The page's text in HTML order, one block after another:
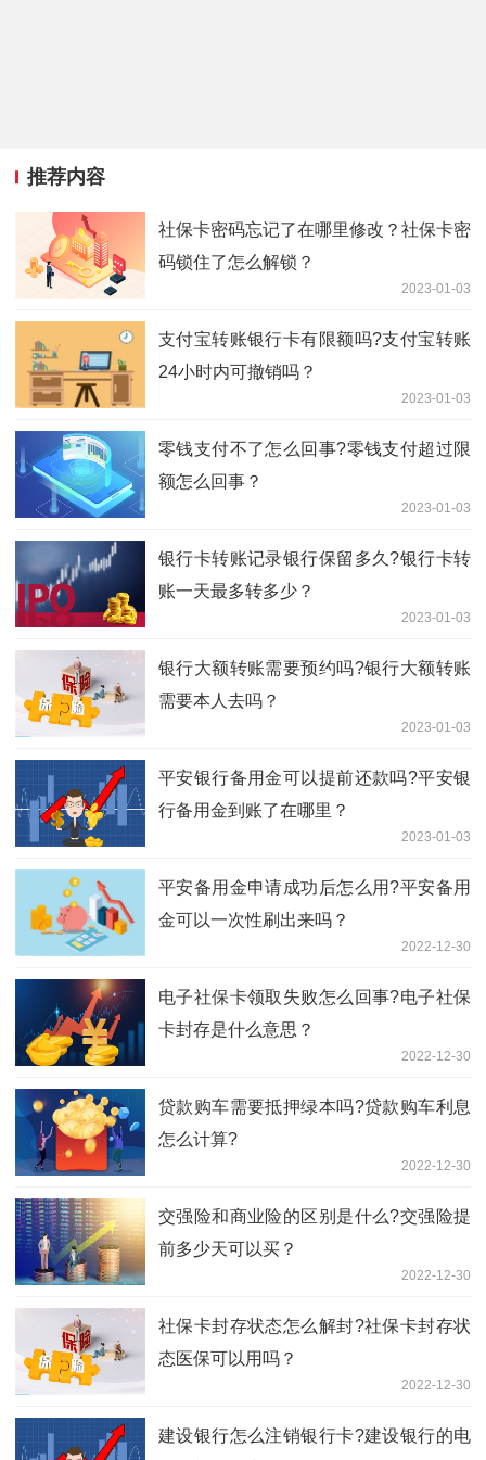
推荐内容
社保卡密码忘记了在哪里修改？社保卡密
码锁住了怎么解锁？
2023-01-03
支付宝转账银行卡有限额吗?支付宝转账
24小时内可撤销吗？
2023-01-03
零钱支付不了怎么回事?零钱支付超过限
额怎么回事？
2023-01-03
银行卡转账记录银行保留多久?银行卡转
账一天最多转多少？
2023-01-03
银行大额转账需要预约吗?银行大额转账
需要本人去吗？
2023-01-03
平安银行备用金可以提前还款吗?平安银
行备用金到账了在哪里？
2023-01-03
平安备用金申请成功后怎么用?平安备用
金可以一次性刷出来吗？
2022-12-30
电子社保卡领取失败怎么回事?电子社保
卡封存是什么意思？
2022-12-30
贷款购车需要抵押绿本吗?贷款购车利息
怎么计算?
2022-12-30
交强险和商业险的区别是什么?交强险提
前多少天可以买？
2022-12-30
社保卡封存状态怎么解封?社保卡封存状
态医保可以用吗？
2022-12-30
建设银行怎么注销银行卡?建设银行的电